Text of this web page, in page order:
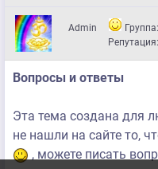
Admin
Репутация:
Вопросы и ответы
Эта тема создана для
не нашли на сайте то,
, можете писать